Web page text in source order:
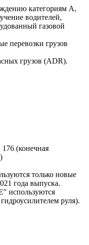
категориям А,
водителей,
газовой
перевозки грузов
грузов (АDR).
(конечная
только новые
года выпуска.
используются
руля).